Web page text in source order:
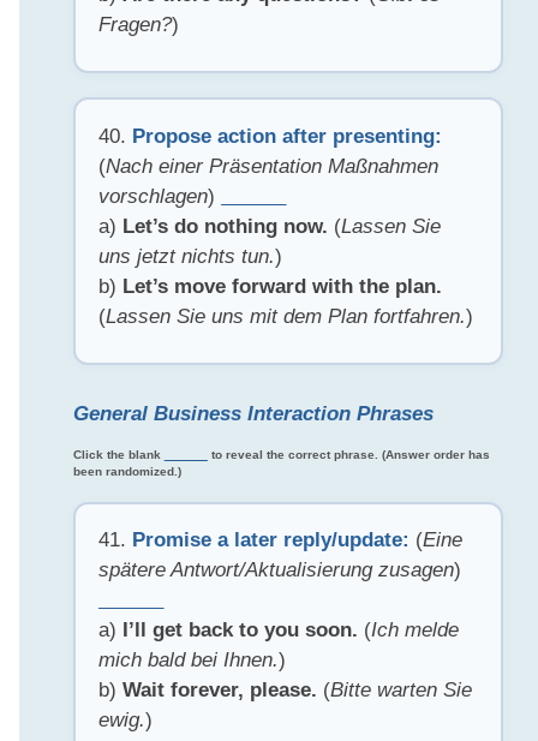
Fragen?)
40. Propose action after presenting:
(Nach einer Präsentation Maßnahmen
vorschlagen)
a) Let’s do nothing now. (Lassen Sie
uns jetzt nichts tun.)
b) Let’s move forward with the plan.
(Lassen Sie uns mit dem Plan fortfahren.)
General Business Interaction Phrases
Click the blank
to reveal the correct phrase. (Answer order has
been randomized.)
41. Promise a later reply/update: (Eine
spätere Antwort/Aktualisierung zusagen)
a)
I’ll get back to you soon. (Ich melde
mich bald bei Ihnen.)
b)Wait forever, please. (Bitte warten Sie
ewig.)